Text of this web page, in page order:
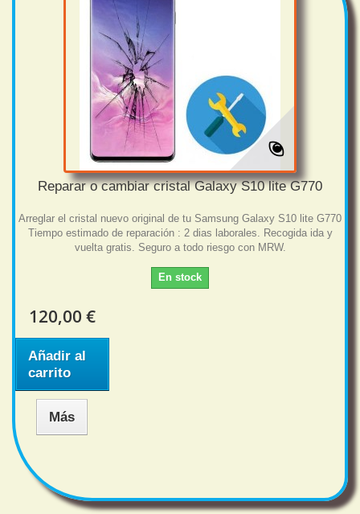
Reparar o cambiar cristal Galaxy S10 lite G770
Arreglar el cristal nuevo original de tu Samsung Galaxy S10 lite G770
Tiempo estimado de reparación : 2 dias laborales. Recogida ida y
vuelta gratis. Seguro a todo riesgo con MRW.
En stock
120,00 €
Añadir al
carrito
Más